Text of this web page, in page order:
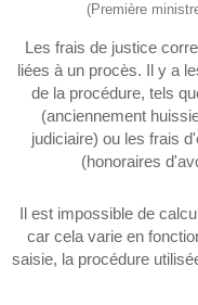
(Première
Les frais de justice
liées à un procès. Il y a
de la procédure, tels
(anciennement
judiciaire) ou les frais
(honoraires
Il est impossible de
car cela varie en
saisie, la procédure